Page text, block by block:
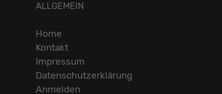
ALLGEMEIN
Home
Kontakt
Impressum
Datenschutzerklärung
Anmelden